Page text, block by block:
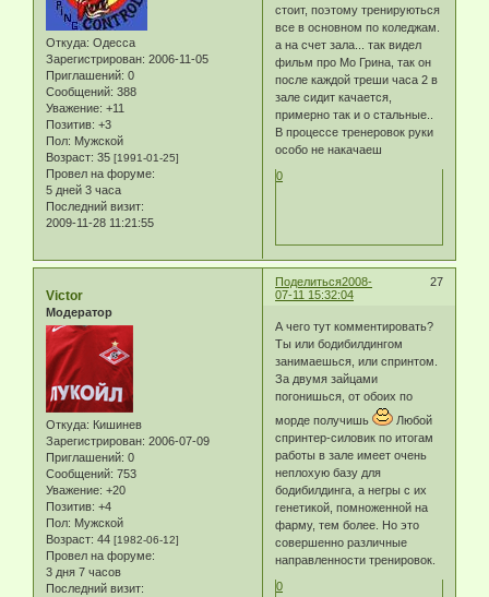
Откуда: Одесса
Зарегистрирован: 2006-11-05
Приглашений: 0
Сообщений: 388
Уважение: +11
Позитив: +3
Пол: Мужской
Возраст: 35 [1991-01-25]
Провел на форуме:
5 дней 3 часа
Последний визит:
2009-11-28 11:21:55
стоит, поэтому тренируються
все в основном по коледжам.
а на счет зала... так видел
фильм про Мо Грина, так он
после каждой треши часа 2 в
зале сидит качается,
примерно так и о стальные..
В процессе тренеровок руки
особо не накачаеш
0
Поделиться 27
2008-
07-11 15:32:04
Victor
Модератор
Откуда: Кишинев
Зарегистрирован: 2006-07-09
Приглашений: 0
Сообщений: 753
Уважение: +20
Позитив: +4
Пол: Мужской
Возраст: 44 [1982-06-12]
Провел на форуме:
3 дня 7 часов
Последний визит:
А чего тут комментировать?
Ты или бодибилдингом
занимаешься, или спринтом.
За двумя зайцами
погонишься, от обоих по
морде получишь
Любой
спринтер-силовик по итогам
работы в зале имеет очень
неплохую базу для
бодибилдинга, а негры с их
генетикой, помноженной на
фарму, тем более. Но это
совершенно различные
направленности тренировок.
0